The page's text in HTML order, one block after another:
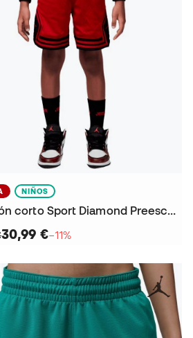
NIÑOS
Pantalón corto Sport Diamond Preescolar
30,99 €−11%